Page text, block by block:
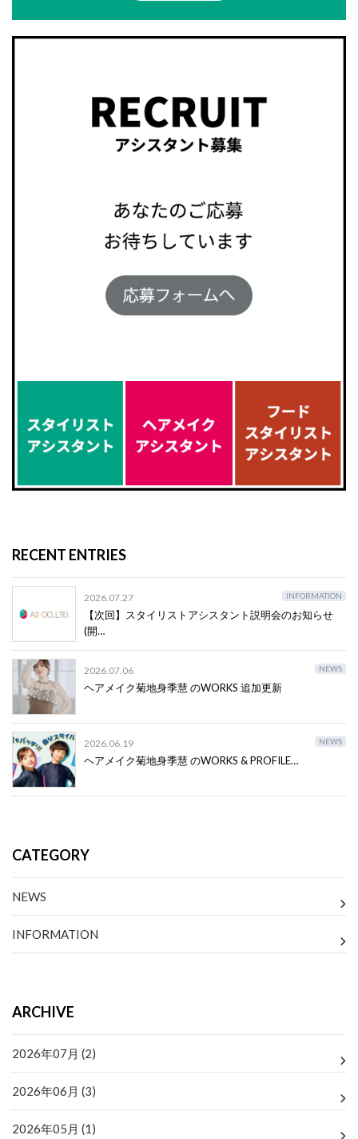
RECENT ENTRIES
2026.07.27 INFORMATION
【次回】スタイリストアシスタント説明会のお知らせ
(開…
2026.07.06 NEWS
ヘアメイク菊地身季慧 のWORKS 追加更新
2026.06.19 NEWS
ヘアメイク菊地身季慧 のWORKS & PROFILE…
CATEGORY
NEWS
INFORMATION
ARCHIVE
2026年07月 (2)
2026年06月 (3)
2026年05月 (1)